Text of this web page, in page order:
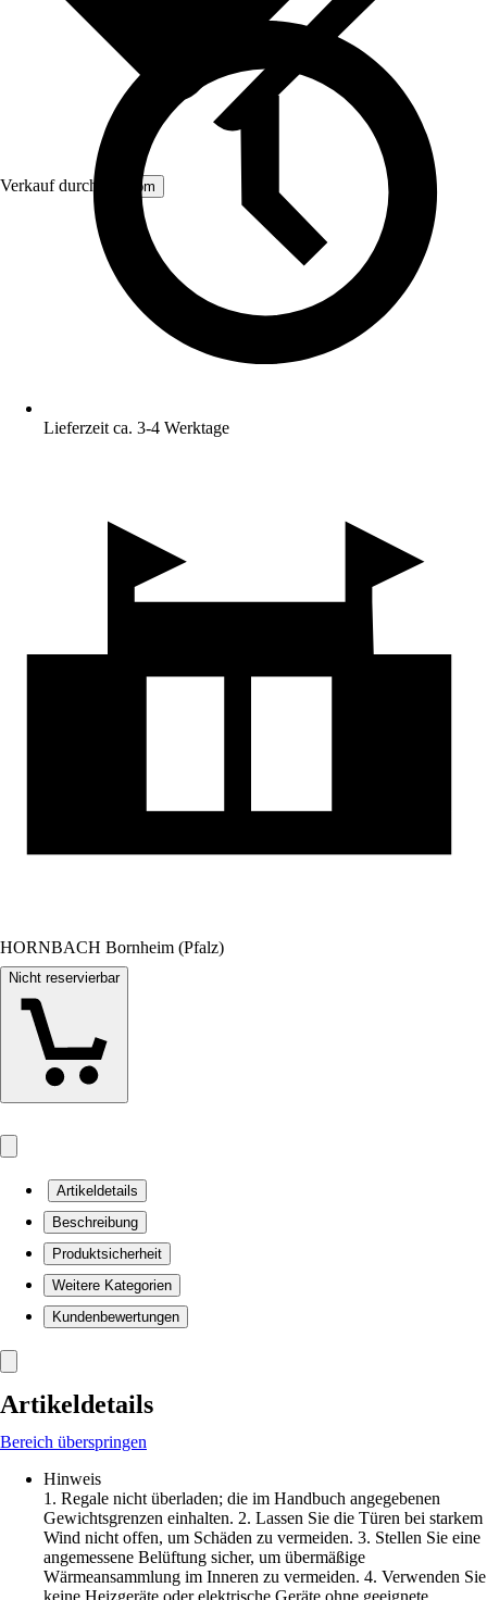
Verkauf durch: Aosom
Lieferzeit ca. 3-4 Werktage
HORNBACH Bornheim (Pfalz)
Nicht reservierbar
Artikeldetails
Beschreibung
Produktsicherheit
Weitere Kategorien
Kundenbewertungen
Artikeldetails
Bereich überspringen
Hinweis
1. Regale nicht überladen; die im Handbuch angegebenen
Gewichtsgrenzen einhalten. 2. Lassen Sie die Türen bei starkem
Wind nicht offen, um Schäden zu vermeiden. 3. Stellen Sie eine
angemessene Belüftung sicher, um übermäßige
Wärmeansammlung im Inneren zu vermeiden. 4. Verwenden Sie
keine Heizgeräte oder elektrische Geräte ohne geeignete